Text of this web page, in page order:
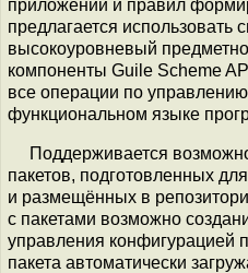
приложений и правил
предлагается использовать
высокоуровневый
компоненты Guile Scheme
все операции по
функциональном языке
Поддерживается
пакетов, подготовленных
и размещённых в
с пакетами возможно
управления конфигурацией
пакета автоматически